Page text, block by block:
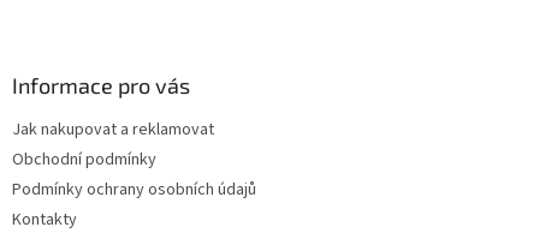
Informace pro vás
Jak nakupovat a reklamovat
Obchodní podmínky
Podmínky ochrany osobních údajů
Kontakty